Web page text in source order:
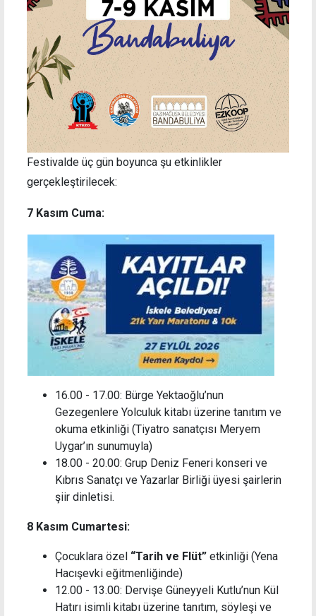
Festivalde üç gün boyunca şu etkinlikler
gerçekleştirilecek:
7 Kasım Cuma:
16.00 - 17.00: Bürge Yektaoğlu’nun
Gezegenlere Yolculuk kitabı üzerine tanıtım ve
okuma etkinliği (Tiyatro sanatçısı Meryem
Uygar’ın sunumuyla)
18.00 - 20.00: Grup Deniz Feneri konseri ve
Kıbrıs Sanatçı ve Yazarlar Birliği üyesi şairlerin
şiir dinletisi.
8 Kasım Cumartesi:
Çocuklara özel “Tarih ve Flüt” etkinliği (Yena
Hacışevki eğitmenliğinde)
12.00 - 13.00: Dervişe Güneyyeli Kutlu’nun Kül
Hatırı isimli kitabı üzerine tanıtım, söyleşi ve